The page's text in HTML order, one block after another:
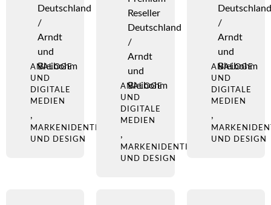
Deutschland
/
Arndt
und
Bleibohm
ANALOGE
UND
DIGITALE
MEDIEN
,
MARKENIDENTITÄT
UND DESIGN
Reseller
Deutschland
/
Arndt
und
Bleibohm
ANALOGE
UND
DIGITALE
MEDIEN
,
MARKENIDENTITÄT
UND DESIGN
/
Arndt
und
Bleibohm
ANALOGE
UND
DIGITALE
MEDIEN
,
UND DESIGN